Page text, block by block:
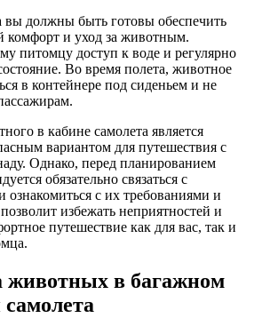
вы должны быть готовы обеспечить
комфорт и уход за животным.
питомцу доступ к воде и регулярно
Во время полета, животное
в контейнере под сиденьем и не
в кабине самолета является
вариантом для путешествия с
Однако, перед планированием
обязательно связаться с
ознакомиться с их требованиями и
избежать неприятностей и
путешествие как для вас, так и
животных в багажном
самолета